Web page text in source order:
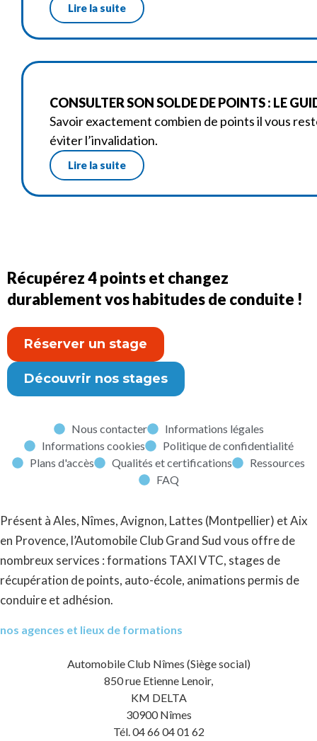
Lire la suite
CONSULTER SON SOLDE DE POINTS : LE
Savoir exactement combien de points il vous
éviter l’invalidation.
Lire la suite
Récupérez 4 points et changez
durablement vos habitudes de conduite !
Réserver un stage
Découvrir nos stages
Nous contacter
Informations légales
Informations cookies
Politique de confidentialité
Plans d'accès
Qualités et certifications
Ressources
FAQ
Présent à Ales, Nîmes, Avignon, Lattes (Montpellier) et Aix
en Provence, l’Automobile Club Grand Sud vous offre de
nombreux services : formations TAXI VTC, stages de
récupération de points, auto-école, animations permis de
conduire et adhésion.
nos agences et lieux de formations
Automobile Club Nîmes (Siège social)
850 rue Etienne Lenoir,
KM DELTA
30900 Nîmes
Tél. 04 66 04 01 62